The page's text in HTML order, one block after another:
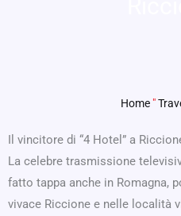
Home "
Il vincitore di “4 Hotel” a
La celebre trasmissione
fatto tappa anche in Romagna,
vivace Riccione e nelle località